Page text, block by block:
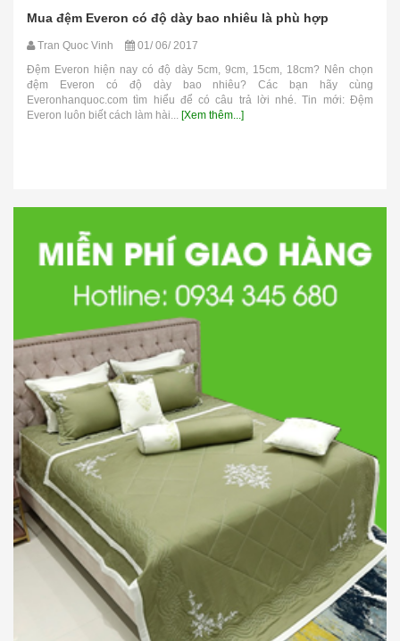
Mua đệm Everon có độ dày bao nhiêu là phù hợp
Tran Quoc Vinh
01/ 06/ 2017
Đệm Everon hiện nay có độ dày 5cm, 9cm, 15cm, 18cm? Nên chọn
đệm Everon có độ dày bao nhiêu? Các bạn hãy cùng
Everonhanquoc.com tìm hiểu để có câu trả lời nhé. Tin mới: Đệm
Everon luôn biết cách làm hài... [Xem thêm...]